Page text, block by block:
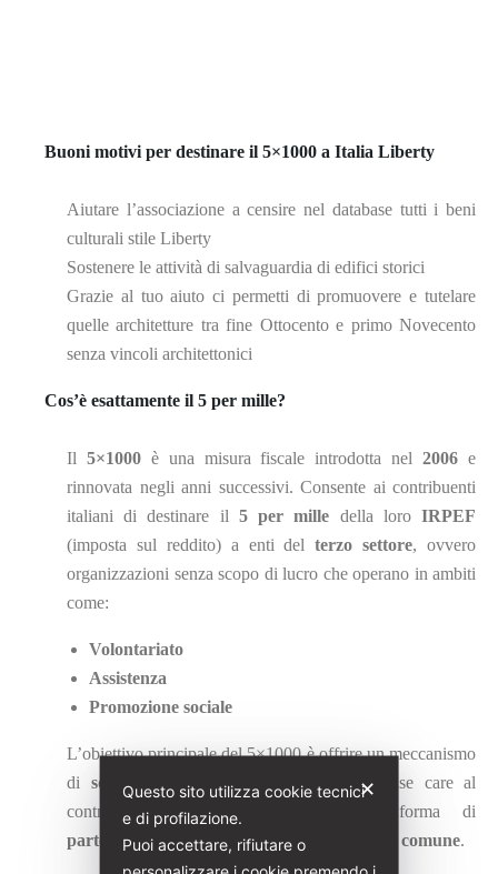
Buoni motivi per destinare il 5×1000 a Italia Liberty
Aiutare l’associazione a censire nel database tutti i beni
culturali stile Liberty
Sostenere le attività di salvaguardia di edifici storici
Grazie al tuo aiuto ci permetti di promuovere e tutelare
quelle architetture tra fine Ottocento e primo Novecento
senza vincoli architettonici
Cos’è esattamente il 5 per mille?
Il 5×1000è una misura fiscale introdotta nel2006 e
rinnovata negli anni successivi. Consente ai contribuenti
italiani di destinare il 5 per mille della loroIRPEF
(imposta sul reddito) a enti delterzo settore, ovvero
organizzazioni senza scopo di lucro che operano in ambiti
come:
Volontariato
Assistenza
Promozione sociale
L’obiettivo principale del 5×1000 è offrire un meccanismo
di sostegno diretto
a organizzazioni e cause care al
contribuente, promuovendo così una forma di
partecipazione sociale e un contributo al bene comune.
✕
Questo sito utilizza cookie tecnici
e di profilazione.
Puoi accettare, rifiutare o
personalizzare i cookie premendo i